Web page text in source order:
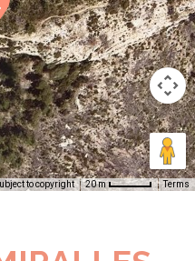
to copyright 20 m Terms